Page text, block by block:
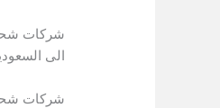
شركات
الى
شركات